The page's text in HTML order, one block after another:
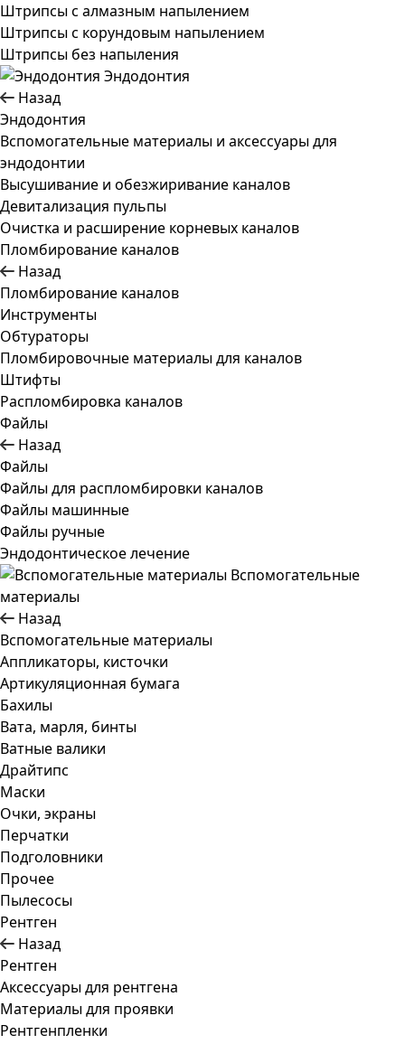
Штрипсы c алмазным напылением
Штрипсы c корундовым напылением
Штрипсы без напыления
Эндодонтия
Назад
Эндодонтия
Вспомогательные материалы и аксессуары для
эндодонтии
Высушивание и обезжиривание каналов
Девитализация пульпы
Очистка и расширение корневых каналов
Пломбирование каналов
Назад
Пломбирование каналов
Инструменты
Обтураторы
Пломбировочные материалы для каналов
Штифты
Распломбировка каналов
Файлы
Назад
Файлы
Файлы для распломбировки каналов
Файлы машинные
Файлы ручные
Эндодонтическое лечение
Вспомогательные
материалы
Назад
Вспомогательные материалы
Аппликаторы, кисточки
Артикуляционная бумага
Бахилы
Вата, марля, бинты
Ватные валики
Драйтипс
Маски
Очки, экраны
Перчатки
Подголовники
Прочее
Пылесосы
Рентген
Назад
Рентген
Аксессуары для рентгена
Материалы для проявки
Рентгенпленки